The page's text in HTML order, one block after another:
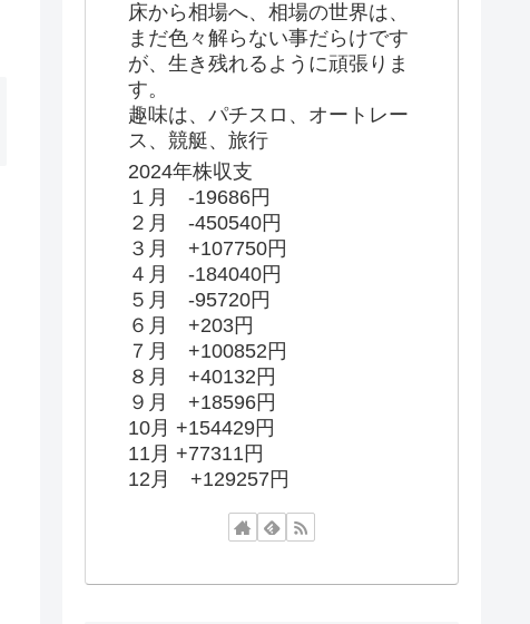
床から相場へ、相場の世界は、
まだ色々解らない事だらけです
が、生き残れるように頑張りま
す。
趣味は、パチスロ、オートレー
ス、競艇、旅行
2024年株収支
１月 -19686円
２月 -450540円
３月 +107750円
４月 -184040円
５月 -95720円
６月 +203円
７月 +100852円
８月 +40132円
９月 +18596円
10月 +154429円
11月 +77311円
12月 +129257円